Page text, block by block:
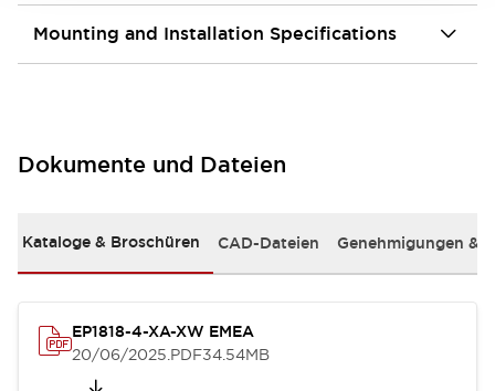
Mounting and Installation Specifications
Dokumente und Dateien
Kataloge & Broschüren CAD-Dateien Genehmigungen &
EP1818-4-XA-XW EMEA
20/06/2025.PDF34.54MB